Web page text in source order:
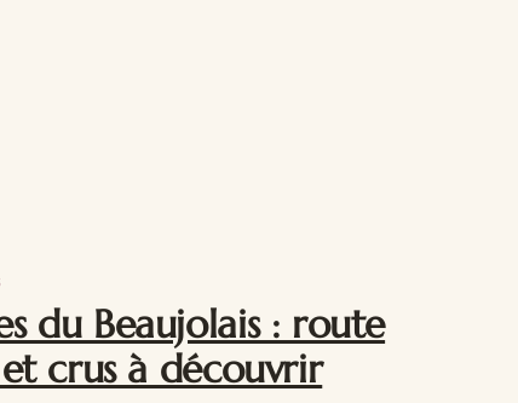
du Beaujolais : route
crus à découvrir